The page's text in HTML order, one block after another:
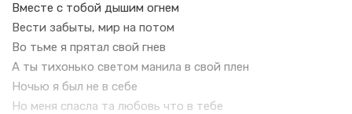
Вместе с тобой дышим огнем
Вести забыты, мир на потом
Во тьме я прятал свой гнев
А ты тихонько светом манила в свой плен
Ночью я был не в себе
Но меня спасла та любовь что в тебе